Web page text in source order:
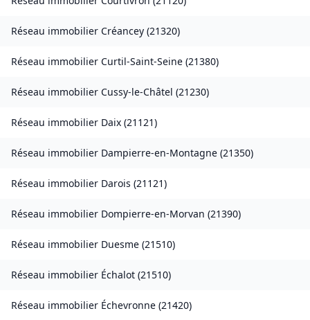
Réseau immobilier Créancey (21320)
Réseau immobilier Curtil-Saint-Seine (21380)
Réseau immobilier Cussy-le-Châtel (21230)
Réseau immobilier Daix (21121)
Réseau immobilier Dampierre-en-Montagne (21350)
Réseau immobilier Darois (21121)
Réseau immobilier Dompierre-en-Morvan (21390)
Réseau immobilier Duesme (21510)
Réseau immobilier Échalot (21510)
Réseau immobilier Échevronne (21420)